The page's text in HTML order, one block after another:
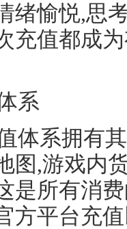
绪愉悦,思
充值都成
系
体系拥有
图,游戏内
是所有消
方平台充